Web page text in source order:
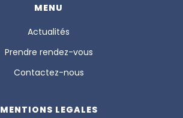
MENU
Actualités
Prendre rendez-vous
Contactez-nous
MENTIONS LEGALES